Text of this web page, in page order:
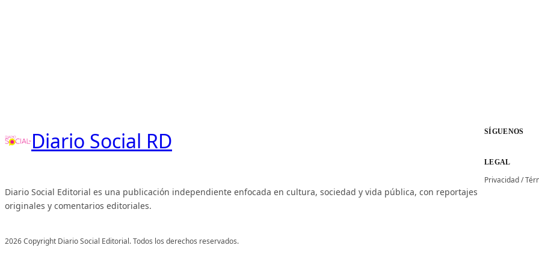
Diario Social RD
Diario Social Editorial es una publicación independiente enfocada en cultura, sociedad y vida pública, con reportajes
originales y comentarios editoriales.
SÍGUENOS
LEGAL
Privacidad/
2026 Copyright Diario Social Editorial. Todos los derechos reservados.